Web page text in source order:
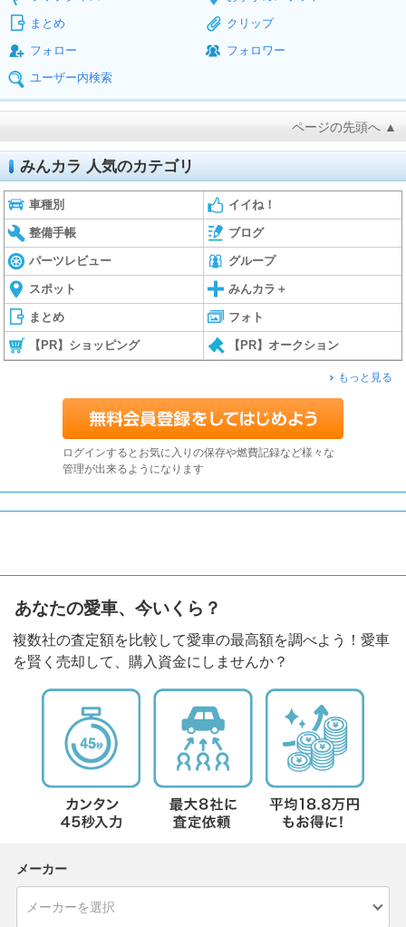
まとめ
クリップ
フォロー
フォロワー
ユーザー内検索
ページの先頭へ ▲
みんカラ 人気のカテゴリ
車種別 イイね！
整備手帳 ブログ
パーツレビュー グループ
スポット みんカラ＋
まとめ フォト
【PR】ショッピング 【PR】オークション
もっと見る
ログインするとお気に入りの保存や燃費記録など様々な
管理が出来るようになります
あなたの愛車、今いくら？
複数社の査定額を比較して愛車の最高額を調べよう！愛車
を賢く売却して、購入資金にしませんか？
メーカー